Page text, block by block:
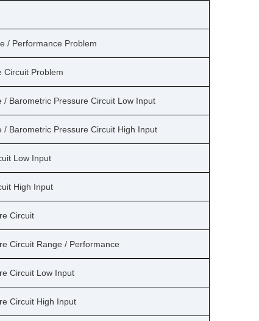
/ Performance Problem
Circuit Problem
/ Barometric Pressure Circuit Low Input
/ Barometric Pressure Circuit High Input
Low Input
High Input
Circuit
Circuit Range / Performance
Circuit Low Input
Circuit High Input